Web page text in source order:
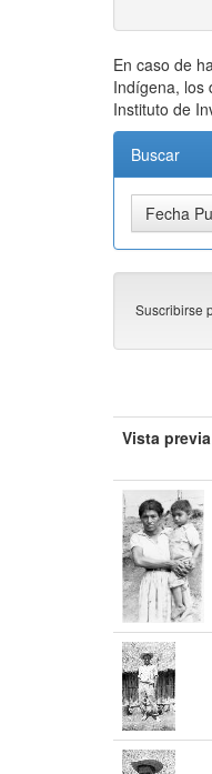
En caso de
Indígena, los
Instituto de
Buscar
Suscribirse
Vista previa